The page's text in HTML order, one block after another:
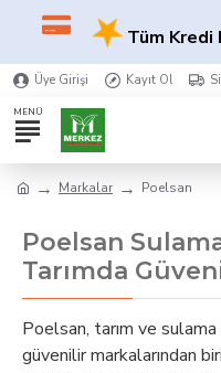
★Tüm Kredi
Üye Girişi Kayıt Ol
Markalar Poelsan
Poelsan
Tarımda
Poelsan, tarım ve
güvenilir markalarından